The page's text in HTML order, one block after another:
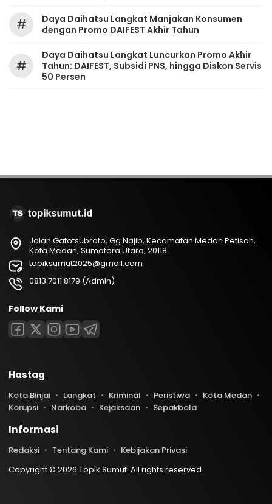
#
Daya Daihatsu Langkat Manjakan Konsumen
dengan Promo DAIFEST Akhir Tahun
#
Daya Daihatsu Langkat Luncurkan Promo Akhir
Tahun: DAIFEST, Subsidi PNS, hingga Diskon Servis
50 Persen
Jalan Gatotsubroto, Gg Najib, Kecamatan Medan Petisah,
Kota Medan, Sumatera Utara, 20118
topiksumut2025@gmail.com
0813 7011 8179 (Admin)
Follow Kami
Hastag
Kota Binjai Langkat Kriminal Peristiwa
Kota Medan
Korupsi
Narkoba Kejaksaan Sepakbola
Informasi
Redaksi Tentang Kami
Kebijakan Privasi
Copyright © 2026 Topik Sumut. All rights reserved.